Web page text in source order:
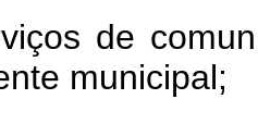
de
municipal;